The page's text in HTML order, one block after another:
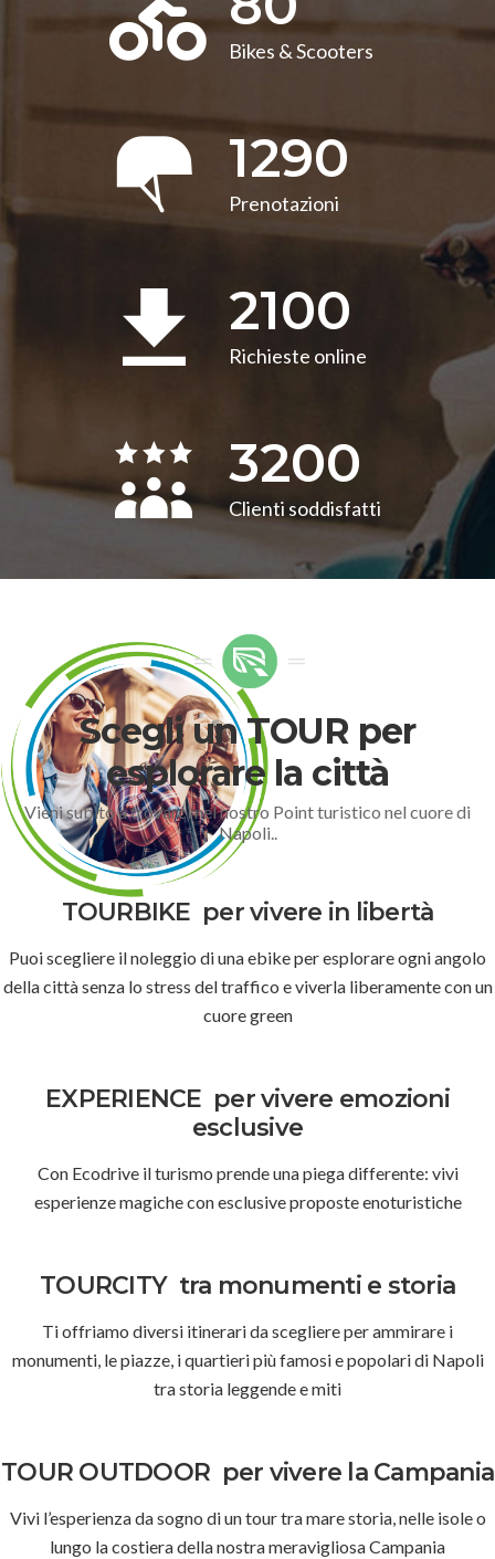
Bikes & Scooters
1290
Prenotazioni
2100
Richieste online
3200
Clienti soddisfatti
Scegli un TOUR per
esplorare la città
Vieni subito a trovarci nel nostro Point turistico nel cuore di
Napoli..
TOURBIKE per vivere in libertà
Puoi scegliere il noleggio di una ebike per esplorare ogni angolo
della città senza lo stress del traffico e viverla liberamente con un
cuore green
EXPERIENCE per vivere emozioni
esclusive
Con Ecodrive il turismo prende una piega differente: vivi
esperienze magiche con esclusive proposte enoturistiche
TOURCITY tra monumenti e storia
Ti offriamo diversi itinerari da scegliere per ammirare i
monumenti, le piazze, i quartieri più famosi e popolari di Napoli
tra storia leggende e miti
TOUR OUTDOOR per vivere la Campania
Vivi l’esperienza da sogno di un tour tra mare storia, nelle isole o
lungo la costiera della nostra meravigliosa Campania